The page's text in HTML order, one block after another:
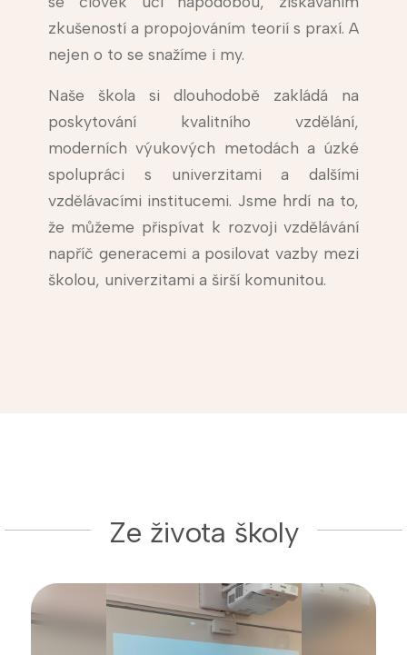
zkušeností a propojováním teorií s praxí. A
nejen o to se snažíme i my.
Naše škola si dlouhodobě zakládá na
poskytování kvalitního vzdělání,
moderních výukových metodách a úzké
spolupráci s univerzitami a dalšími
vzdělávacími institucemi. Jsme hrdí na to,
že můžeme přispívat k rozvoji vzdělávání
napříč generacemi a posilovat vazby mezi
školou, univerzitami a širší komunitou.
Ze života školy